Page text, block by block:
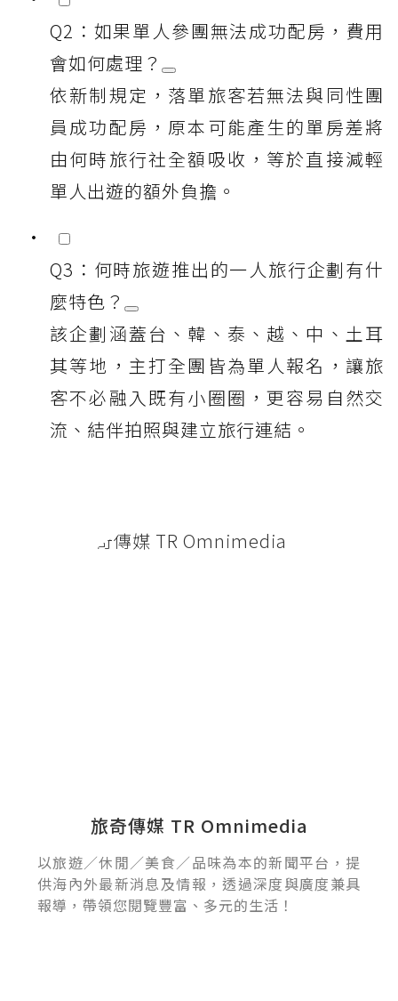
Q2：如果單人參團無法成功配房，費用
會如何處理？
依新制規定，落單旅客若無法與同性團
員成功配房，原本可能產生的單房差將
由何時旅行社全額吸收，等於直接減輕
單人出遊的額外負擔。
Q3：何時旅遊推出的一人旅行企劃有什
麼特色？
該企劃涵蓋台、韓、泰、越、中、土耳
其等地，主打全團皆為單人報名，讓旅
客不必融入既有小圈圈，更容易自然交
流、結伴拍照與建立旅行連結。
旅奇傳媒 TR Omnimedia
以旅遊／休閒／美食／品味為本的新聞平台，提
供海內外最新消息及情報，透過深度與廣度兼具
報導，帶領您閱覽豐富、多元的生活！